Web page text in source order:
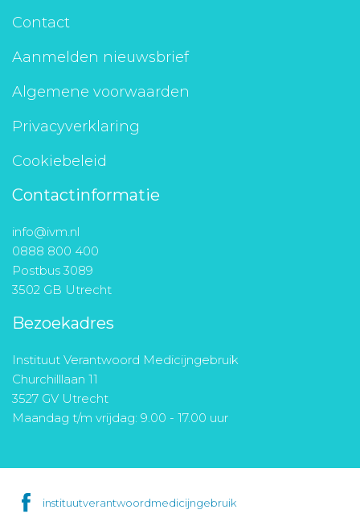
Contact
Aanmelden nieuwsbrief
Algemene voorwaarden
Privacyverklaring
Cookiebeleid
Contactinformatie
info@ivm.nl
0888 800 400
Postbus 3089
3502 GB Utrecht
Bezoekadres
Instituut Verantwoord Medicijngebruik
Churchilllaan 11
3527 GV Utrecht
Maandag t/m vrijdag: 9.00 - 17.00 uur
instituutverantwoordmedicijngebruik